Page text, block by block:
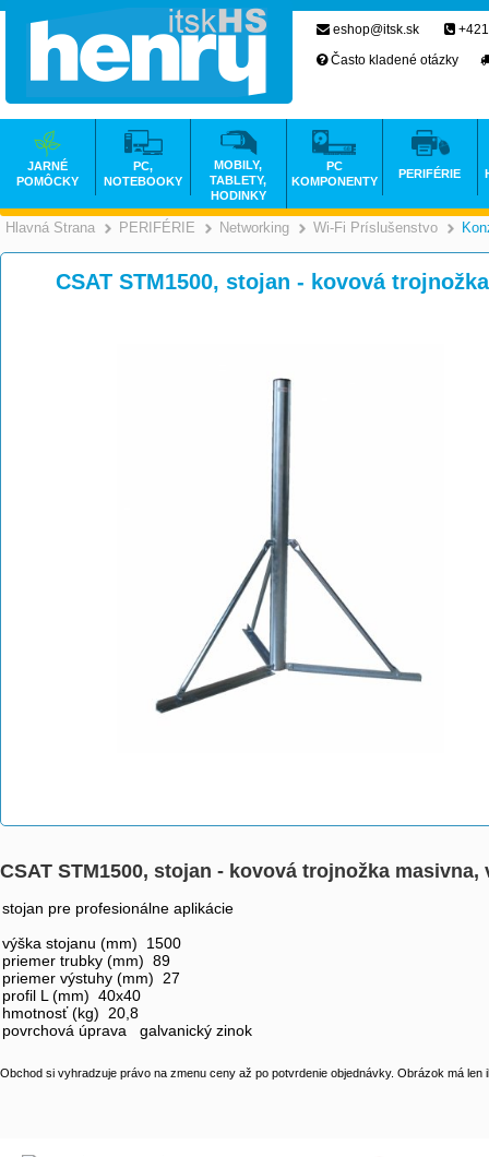
Hlavná Strana >
PERIFÉRIE >
Networking >
Wi-Fi Príslušenstvo
CSAT STM1500, stojan - kovová
CSAT STM1500, stojan - kovová trojnožka masivna,
stojan pre profesionálne aplikácie
výška stojanu (mm) 1500
priemer trubky (mm) 89
priemer výstuhy (mm) 27
profil L (mm) 40x40
hmotnosť (kg) 20,8
povrchová úprava galvanický zinok
Obchod si vyhradzuje právo na zmenu ceny až po potvrdenie objednávky. Obrázok má len
eshop@itsk.sk
Často kladené otázky
JARNÉ
POMÔCKY
PC,
NOTEBOOKY
MOBILY,
TABLETY,
HODINKY
PC
KOMPONENTY
PERIFÉRIE